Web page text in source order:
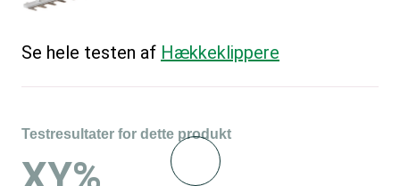
Se hele testen af Hækkeklippere
Testresultater for dette produkt
XY%